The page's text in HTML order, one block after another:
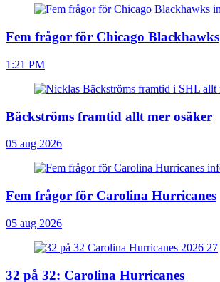
Fem frågor för Chicago Blackhawks
1:21 PM
Bäckströms framtid allt mer osäker
05 aug 2026
Fem frågor för Carolina Hurricanes
05 aug 2026
32 på 32: Carolina Hurricanes